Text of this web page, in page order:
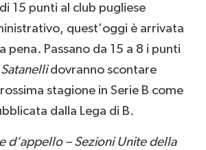
15 punti al club pugliese
quest’oggi è arrivata
pena. Passano da 15 a 8 i punti
Satanellidovranno scontare
stagione in Serie B come
dalla Lega di B.
d’appello – Sezioni Unite della